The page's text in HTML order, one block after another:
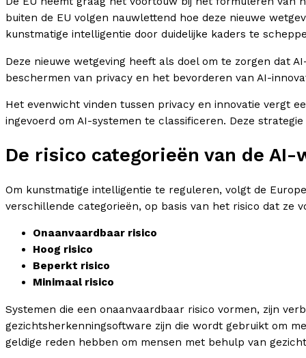
buiten de EU volgen nauwlettend hoe deze nieuwe
kunstmatige intelligentie door duidelijke kaders te
Deze nieuwe wetgeving heeft als doel om te zorgen dat
beschermen van privacy en het bevorderen van AI-
Het evenwicht vinden tussen privacy en innovatie vergt
ingevoerd om AI-systemen te classificeren. Deze
De risico categorieën van de AI-
Om kunstmatige intelligentie te reguleren, volgt de
verschillende categorieën, op basis van het risico dat ze
Onaanvaardbaar risico
Hoog risico
Beperkt risico
Minimaal risico
Systemen die een onaanvaardbaar risico vormen, zijn
gezichtsherkenningsoftware zijn die wordt gebruikt om
geldige reden hebben om mensen met behulp van